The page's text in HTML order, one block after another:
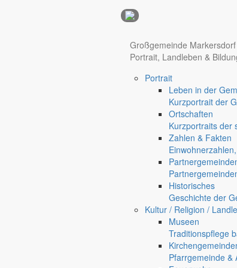
Regional werben auf markersdorf.de!
Großgemeinde Markersdorf
Portrait, Landleben &
Portrait
Leben in der
Kurzportrait der
Ortschaften
Kurzportraits der
Zahlen & Fakten
Historisches
Geschichte der
Kultur / Religion /
Museen
Traditionspflege
Pfarrgemeinde &
Anstehende Veranstaltungen
Deutsch-Paulsdorf
Jauernick-Buschbach